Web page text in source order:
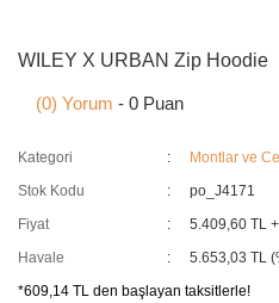
WILEY X URBAN Zip Hoodie
(0) Yorum - 0 Puan
Kategori
Montlar ve
Stok Kodu
po_J4171
Fiyat
5.409,60 TL
Havale
5.653,03 TL
*609,14 TL den başlayan taksitlerle!